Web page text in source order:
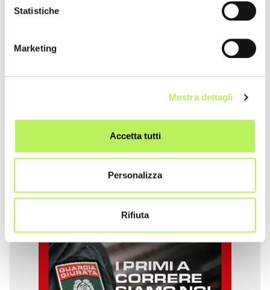
Statistiche
Marketing
Mostra dettagli
Accetta tutti
Personalizza
Rifiuta